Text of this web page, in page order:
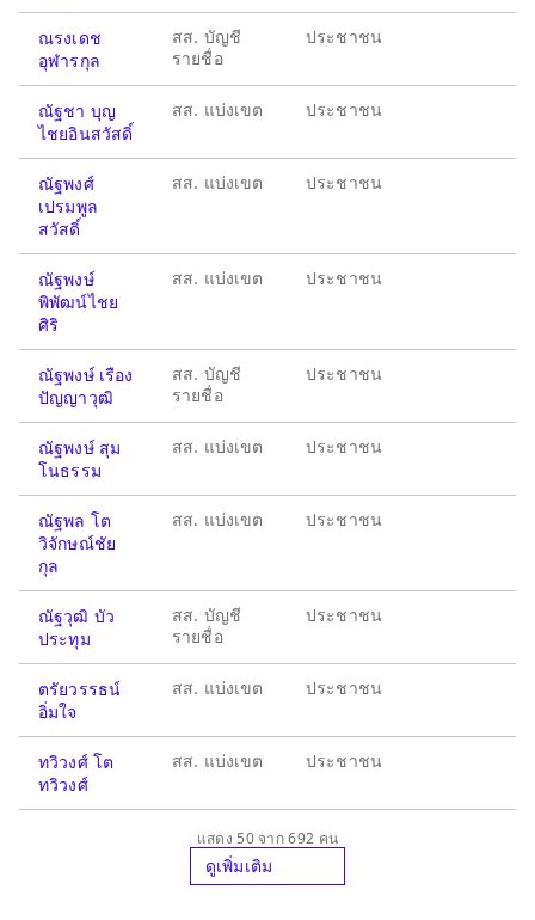
ณรงเดช
อุฬารกุล
สส. บัญชี
รายชื่อ
ประชาชน
ณัฐชา บุญ
ไชยอินสวัสดิ์
สส. แบ่งเขต ประชาชน
ณัฐพงศ์
เปรมพูล
สวัสดิ์
สส. แบ่งเขต ประชาชน
ณัฐพงษ์
พิพัฒน์ไชย
ศิริ
สส. แบ่งเขต ประชาชน
ณัฐพงษ์ เรือง
ปัญญาวุฒิ
สส. บัญชี
รายชื่อ
ประชาชน
ณัฐพงษ์ สุม
โนธรรม
สส. แบ่งเขต ประชาชน
ณัฐพล โต
วิจักษณ์ชัย
กุล
สส. แบ่งเขต ประชาชน
ณัฐวุฒิ บัว
ประทุม
สส. บัญชี
รายชื่อ
ประชาชน
ตรัยวรรธน์
อิ่มใจ
สส. แบ่งเขต ประชาชน
ทวิวงศ์ โต
ทวิวงศ์
สส. แบ่งเขต ประชาชน
แสดง 50 จาก 692 คน
ดูเพิ่มเติม